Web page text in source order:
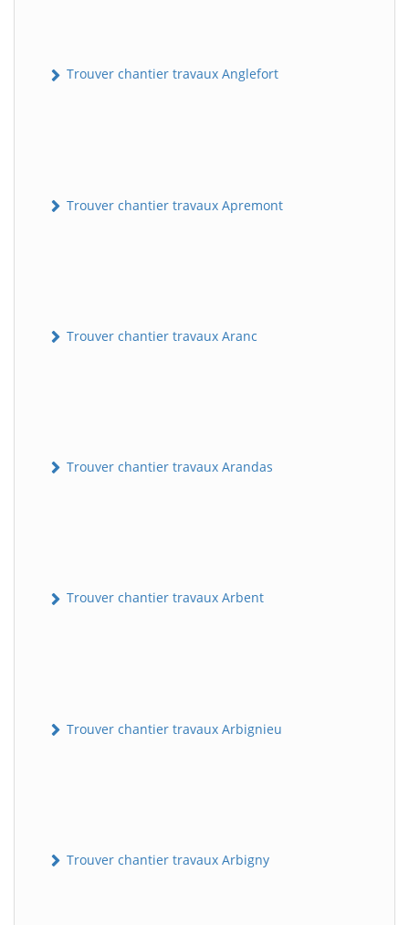
Trouver chantier travaux Anglefort
Trouver chantier travaux Apremont
Trouver chantier travaux Aranc
Trouver chantier travaux Arandas
Trouver chantier travaux Arbent
Trouver chantier travaux Arbignieu
Trouver chantier travaux Arbigny